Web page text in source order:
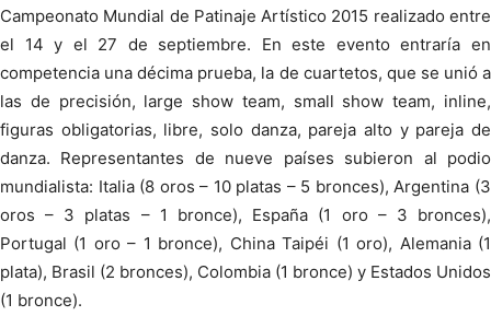
Campeonato Mundial de Patinaje Artístico 2015 realizado entre
el 14 y el 27 de septiembre. En este evento entraría en
competencia una décima prueba, la de cuartetos, que se unió a
las de precisión, large show team, small show team, inline,
figuras obligatorias, libre, solo danza, pareja alto y pareja de
danza. Representantes de nueve países subieron al podio
mundialista: Italia (8 oros – 10 platas – 5 bronces), Argentina (3
oros – 3 platas – 1 bronce), España (1 oro – 3 bronces),
Portugal (1 oro – 1 bronce), China Taipéi (1 oro), Alemania (1
plata), Brasil (2 bronces), Colombia (1 bronce) y Estados Unidos
(1 bronce).